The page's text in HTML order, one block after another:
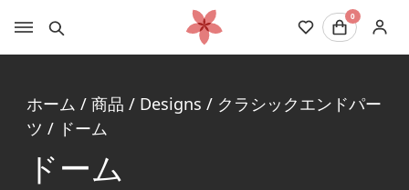
0
ホーム / 商品 / Designs / クラシックエンドパー
ツ / ドーム
ドーム